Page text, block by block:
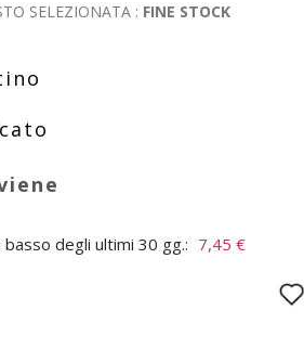
SELEZIONATA : FINE STOCK
degli ultimi 30 gg.: 7,45 €